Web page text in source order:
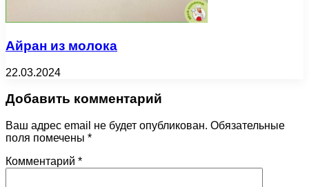
Айран из молока
22.03.2024
Добавить комментарий
Ваш адрес email не будет опубликован. Обязательные
поля помечены *
Комментарий *